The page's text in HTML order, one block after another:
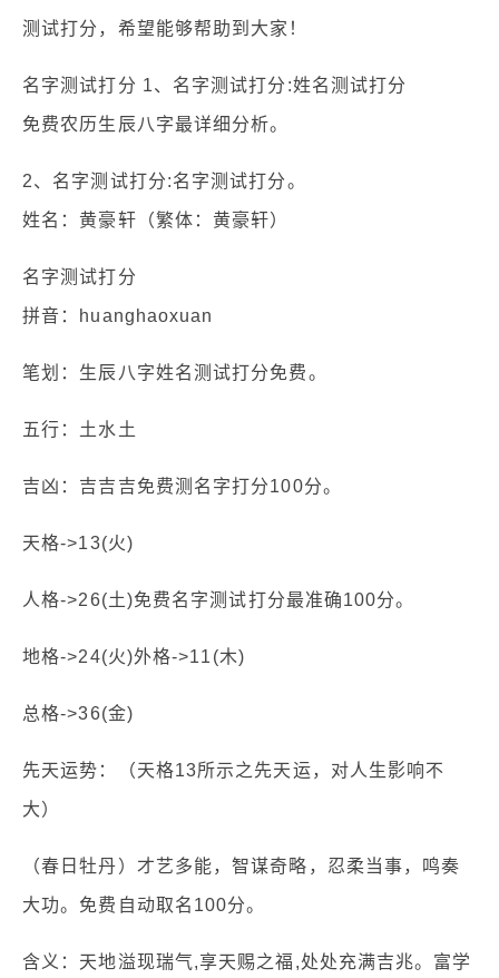
测试打分，希望能够帮助到大家！
名字测试打分 1、名字测试打分:姓名测试打分
免费农历生辰八字最详细分析。
2、名字测试打分:名字测试打分。
姓名：黄豪轩（繁体：黄豪轩）
名字测试打分
拼音：huanghaoxuan
笔划：生辰八字姓名测试打分免费。
五行：土水土
吉凶：吉吉吉免费测名字打分100分。
天格->13(火)
人格->26(土)免费名字测试打分最准确100分。
地格->24(火)外格->11(木)
总格->36(金)
先天运势：（天格13所示之先天运，对人生影响不
大）
（春日牡丹）才艺多能，智谋奇略，忍柔当事，鸣奏
大功。免费自动取名100分。
含义：天地溢现瑞气,享天赐之福,处处充满吉兆。富学